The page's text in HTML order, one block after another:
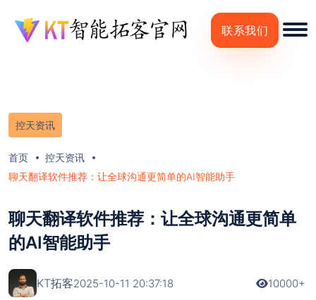
联系我们
控天资讯
首页
控天资讯
聊天翻译软件推荐：让全球沟通更简单的AI智能助手
聊天翻译软件推荐：让全球沟通更简单
的AI智能助手
KT拓客2025-10-11 20:37:18 10000+